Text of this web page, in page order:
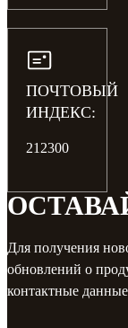
ПОЧТОВЫЙ
ИНДЕКС:
212300
Для получения
обновлений о
контактные